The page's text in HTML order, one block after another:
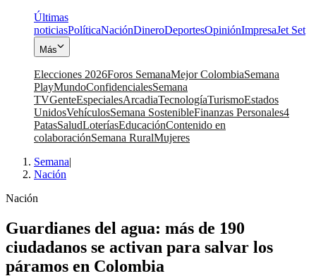
Últimas
noticiasPolíticaNaciónDineroDeportesOpiniónImpresaJet Set
Más
Elecciones 2026Foros SemanaMejor ColombiaSemana
PlayMundoConfidencialesSemana
TVGenteEspecialesArcadiaTecnologíaTurismoEstados
UnidosVehículosSemana SostenibleFinanzas Personales4
PatasSaludLoteríasEducaciónContenido en
colaboraciónSemana RuralMujeres
Semana|
Nación
Nación
Guardianes del agua: más de 190
ciudadanos se activan para salvar los
páramos en Colombia